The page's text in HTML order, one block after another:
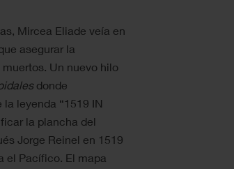
Mircea Eliade veía en
asegurar la
Un nuevo hilo
donde
leyenda “1519 IN
la plancha del
Jorge Reinel en 1519
el Pacífico. El mapa